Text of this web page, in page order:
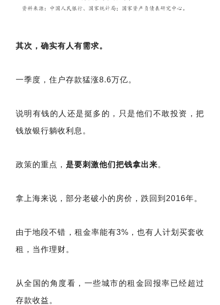
其次，确实有人有需求。
一季度，住户存款猛涨8.6万亿。
说明有钱的人还是挺多的，只是他们不敢投资，把
钱放银行躺收利息。
政策的重点， 是要刺激他们把钱拿出来。
拿上海来说，部分老破小的房价，跌回到2016年。
由于地段不错，租金率能有3%，也有人计划买套收
租，当作理财。
从全国的角度看，一些城市的租金回报率已经超过
存款收益。